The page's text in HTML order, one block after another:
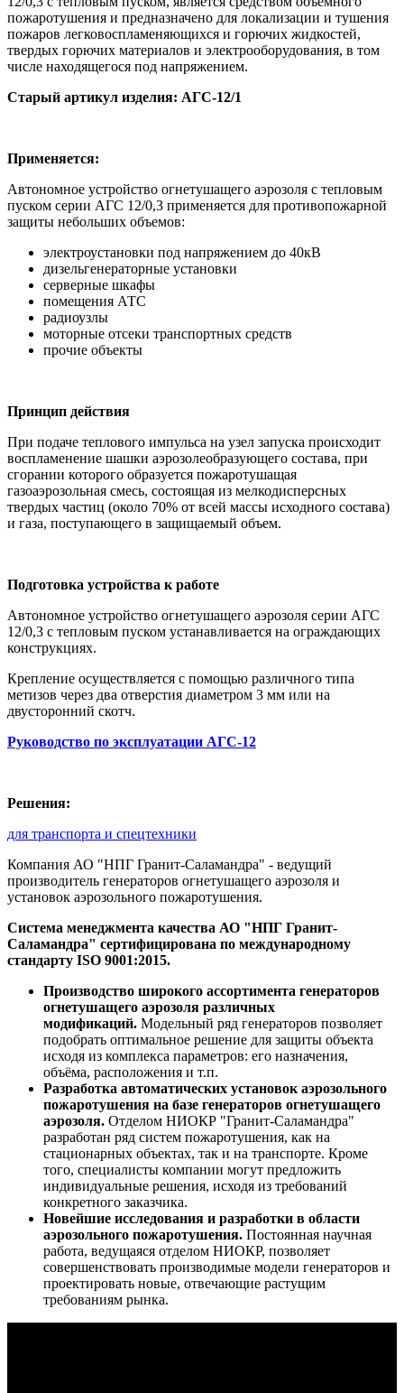
пожаротушения и предназначено для локализации и тушения
пожаров легковоспламеняющихся и горючих жидкостей,
твердых горючих материалов и электрооборудования, в том
числе находящегося под напряжением.
Старый артикул изделия: АГС-12/1
Применяется:
Автономное устройство огнетушащего аэрозоля с тепловым
пуском серии АГС 12/0,3 применяется для противопожарной
защиты небольших объемов:
электроустановки под напряжением до 40кВ
дизельгенераторные установки
серверные шкафы
помещения АТС
радиоузлы
моторные отсеки транспортных средств
прочие объекты
Принцип действия
При подаче теплового импульса на узел запуска происходит
воспламенение шашки аэрозолеобразующего состава, при
сгорании которого образуется пожаротушащая
газоаэрозольная смесь, состоящая из мелкодисперсных
твердых частиц (около 70% от всей массы исходного состава)
и газа, поступающего в защищаемый объем.
Подготовка устройства к работе
Автономное устройство огнетушащего аэрозоля серии АГС
12/0,3 с тепловым пуском устанавливается на ограждающих
конструкциях.
Крепление осуществляется с помощью различного типа
метизов через два отверстия диаметром 3 мм или на
двусторонний скотч.
Руководство по эксплуатации АГС-12
Решения:
для транспорта и спецтехники
Компания АО "НПГ Гранит-Саламандра" - ведущий
производитель генераторов огнетушащего аэрозоля и
установок аэрозольного пожаротушения.
Система менеджмента качества АО "НПГ Гранит-
Саламандра" сертифицирована по международному
стандарту ISO 9001:2015.
Производство широкого ассортимента генераторов
огнетушащего аэрозоля различных
модификаций. Модельный ряд генераторов позволяет
подобрать оптимальное решение для защиты объекта
исходя из комплекса параметров: его назначения,
объёма, расположения и т.п.
Разработка автоматических установок аэрозольного
пожаротушения на базе генераторов огнетушащего
аэрозоля. Отделом НИОКР "Гранит-Саламандра"
разработан ряд систем пожаротушения, как на
стационарных объектах, так и на транспорте. Кроме
того, специалисты компании могут предложить
индивидуальные решения, исходя из требований
конкретного заказчика.
Новейшие исследования и разработки в области
аэрозольного пожаротушения. Постоянная научная
работа, ведущаяся отделом НИОКР, позволяет
совершенствовать производимые модели генераторов и
проектировать новые, отвечающие растущим
требованиям рынка.